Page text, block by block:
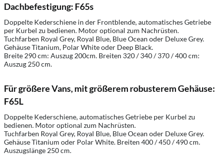
Dachbefestigung: F65s
Doppelte Kederschiene in der Frontblende, automatisches Getriebe
per Kurbel zu bedienen. Motor optional zum Nachrüsten.
Tuchfarben Royal Grey, Royal Blue, Blue Ocean oder Deluxe Grey.
Gehäuse Titanium, Polar White oder Deep Black.
Breite 290 cm: Auszug 200cm. Breiten 320 / 340 / 370 / 400 cm:
Auszug 250 cm.
Für größere Vans, mit größerem robusterem Gehäuse:
F65L
Doppelte Kederschiene, automatisches Getriebe per Kurbel zu
bedienen. Motor optional zum Nachrüsten.
Tuchfarben Royal Grey, Royal Blue, Blue Ocean oder Deluxe Grey.
Gehäuse Titanium oder Polar White. Breiten 400 / 450 / 490 cm.
Auszugslänge 250 cm.